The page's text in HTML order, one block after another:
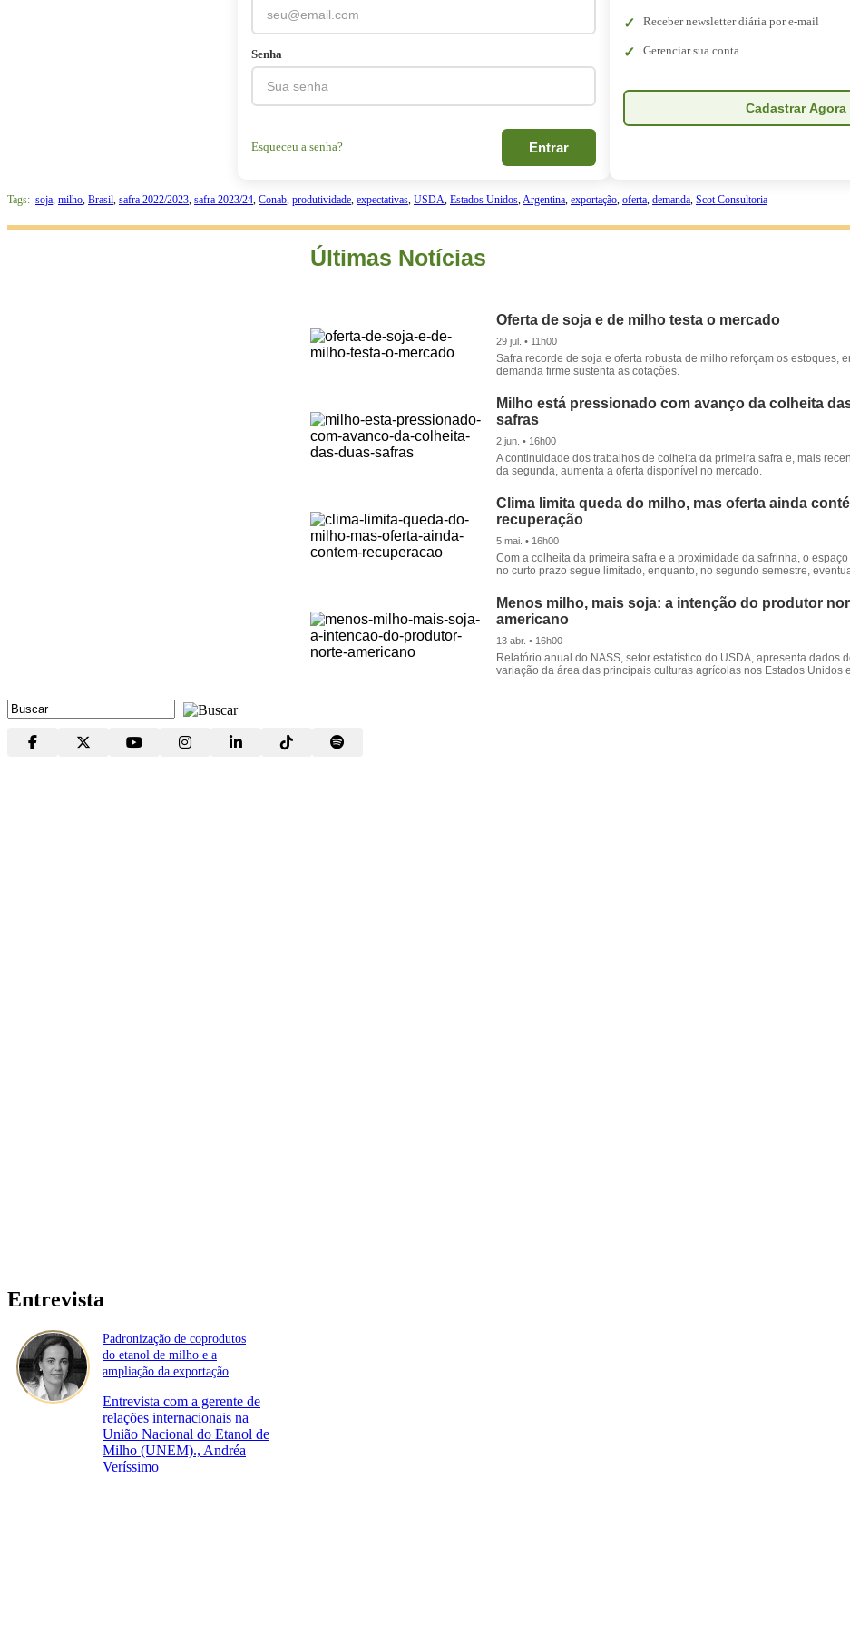
Senha
Esqueceu a senha? Entrar
Receber newsletter diária por e-mail
Gerenciar sua conta
Cadastrar Agora
Tags: soja, milho, Brasil, safra 2022/2023, safra 2023/24, Conab, produtividade, expectativas, USDA, Estados Unidos,Argentina, exportação, oferta, demanda, Scot Consultoria
Últimas Notícias
Oferta de soja e de milho testa o mercado
29 jul. • 11h00
Safra recorde de soja e oferta robusta de milho reforçam os estoques,
demanda firme sustenta as cotações.
Milho está pressionado com avanço da colheita
safras
2 jun. • 16h00
A continuidade dos trabalhos de colheita da primeira safra e, mais
da segunda, aumenta a oferta disponível no mercado.
Clima limita queda do milho, mas oferta ainda
recuperação
5 mai. • 16h00
Com a colheita da primeira safra e a proximidade da safrinha, o
no curto prazo segue limitado, enquanto, no segundo semestre,
Menos milho, mais soja: a intenção do produtor
americano
13 abr. • 16h00
Relatório anual do NASS, setor estatístico do USDA, apresenta dados
variação da área das principais culturas agrícolas nos Estados Unidos
Entrevista
Padronização de coprodutos
do etanol de milho e a
ampliação da exportação
Entrevista com a gerente de
relações internacionais na
União Nacional do Etanol de
Milho (UNEM)., Andréa
Veríssimo